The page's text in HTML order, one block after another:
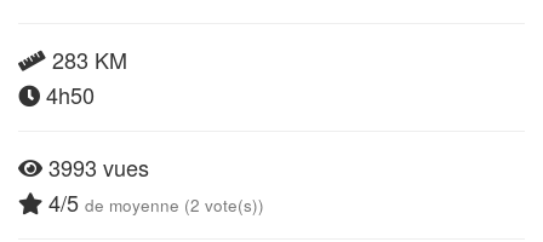
283 KM
4h50
3993 vues
4/5 de moyenne (2 vote(s))